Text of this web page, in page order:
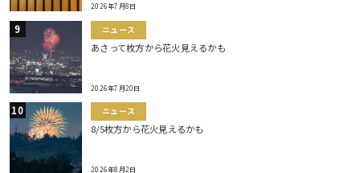
2026年7月8日
ニュース
あさって枚方から花火見えるかも
2026年7月20日
ニュース
8/5枚方から花火見えるかも
2026年8月2日